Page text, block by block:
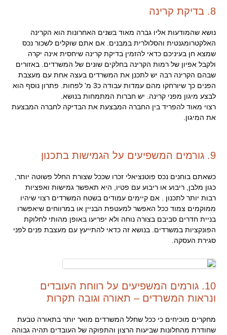
8. בדיקת קרינה
נושא שהמודעות אליו גברה מאוד בשנים האחרונות הוא הקרינה
האלקטרומגנטית והסלולרית במבנים. אם אתם שוקלים לשכור נכס
שמצא חן בעיניכם כדאי להזמין בדיקת קרינה שיחסית אינה יקרה
ולקבל אפיון של רמות הקרינה בחלקים שונים של המשרדים. באזורים
שבהם הקרינה רבה יש לתכנן את המשרדים בעצה אחת עם מעצבת
הפנים כך שיורחקו מהם עמדות עבודה כ3 מ' לפחות. פתרון נוסף הוא
לבצע מיגון מפני קרינה. יש חברות המתמחות בנושא.
רצוי מאוד להפריד בין החברה המבצעת את הבדיקה לחברה המבצעת
את המיגון.
9. גורמים המשפיעים על הגמישות בתכנון
כשאתם בוחנים נכס פוטנציאלי זכרו שככל שצורת החלל פשוטה יותר,
כגון מלבן, ריבוע או ריבוע עם פטיו, היא תאפשר גמישות ואפציות
רבות יותר לתכנון . אם קיימים עמודים בשטח המשרדים רצוי שיהיו
ממוקמים צמוד ככל האפשר למעטפת הבניין או במרווחים שיאפשרו
בניית חדרים סביבם בצורה נוחה ולא יפריעו באופן מהותי לחלוקת
הפונקציות במשרדים. בנושא זה כדאי להתייעץ עם מעצבת פנים לפני
סגירת העסקה.
10. גורמים המשפיעים על רווחת העובדים
ונראות המשרדים – תאורה וגובה תקרות
מחקרים מוכיחים כי ככל שחלל המשרדים מואר יותר בתאורה טבעת
שחודרת מהחלונות שביעות הרצון והתפוקה של העובדים תהיה גבוהה